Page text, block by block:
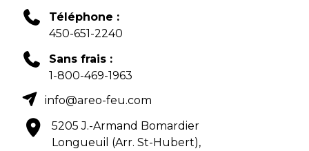
Téléphone :
450-651-2240
Sans frais :
1-800-469-1963
info@areo-feu.com
5205 J.-Armand Bomardier
Longueuil (Arr. St-Hubert),